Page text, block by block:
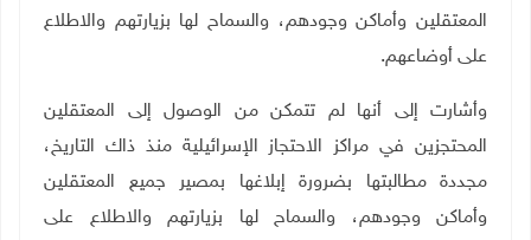
المعتقلين وأماكن وجودهم، والسماح لها بزيارتهم والاطلاع
على أوضاعهم.
وأشارت إلى أنها لم تتمكن من الوصول إلى المعتقلين
المحتجزين في مراكز الاحتجاز الإسرائيلية منذ ذاك التاريخ،
مجددة مطالبتها بضرورة إبلاغها بمصير جميع المعتقلين
وأماكن وجودهم، والسماح لها بزيارتهم والاطلاع على